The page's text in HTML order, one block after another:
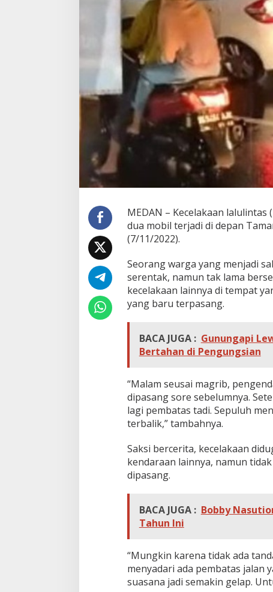
a
n
g
,
e
c
l
k
a
B
r
u
n
t
n
3
K
a
l
e
r
j
d
d
i
J
l
n
K
y
a
s
a
t
a
MEDAN – Kecelakaan
dua mobil terjadi di depan
(7/11/2022).
Seorang warga yang menjadi
serentak, namun tak lama
kecelakaan lainnya di tempat
yang baru terpasang.
BACA JUGA : Gunungapi
Bertahan di Pengungsian
“Malam seusai magrib,
dipasang sore sebelumnya.
lagi pembatas tadi. Sepuluh
terbalik,” tambahnya.
Saksi bercerita, kecelakaan
kendaraan lainnya, namun
dipasang.
BACA JUGA : Bobby
Tahun Ini
“Mungkin karena tidak ada
menyadari ada pembatas jalan
suasana jadi semakin gelap.